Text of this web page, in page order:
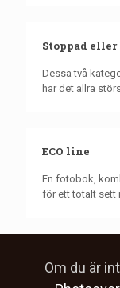
Stoppad eller
Dessa två
har det allra
ECO line
En fotobok,
för ett totalt sett
Om du är